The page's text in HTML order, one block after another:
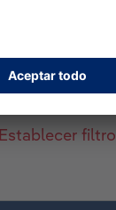
Establecer filtro